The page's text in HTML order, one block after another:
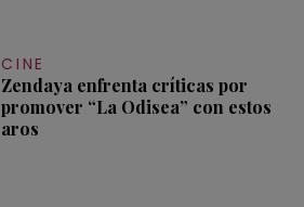
CINE
Zendaya enfrenta críticas por
promover “La Odisea” con estos
aros